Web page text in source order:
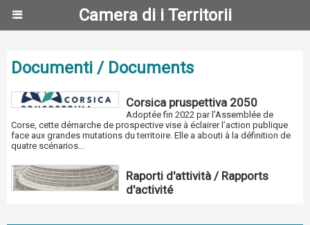
Camera di i Territorii
Documenti / Documents
Corsica pruspettiva 2050
Adoptée fin 2022 par l’Assemblée de
Corse, cette démarche de prospective vise à éclairer l’action publique
face aux grandes mutations du territoire. Elle a abouti à la définition de
quatre scénarios...
Raporti d'attività / Rapports
d'activité